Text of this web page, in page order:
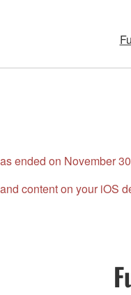
ended on November
content on your iOS